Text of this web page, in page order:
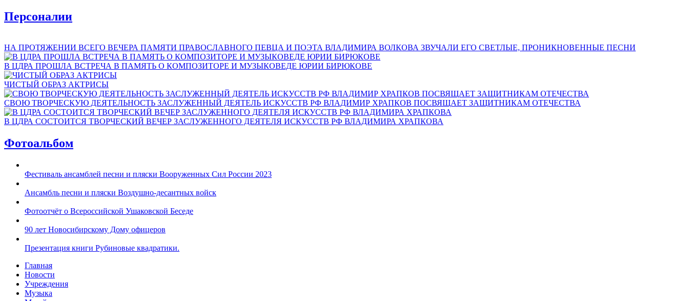
Персоналии
НА ПРОТЯЖЕНИИ ВСЕГО ВЕЧЕРА ПАМЯТИ ПРАВОСЛАВНОГО ПЕВЦА И ПОЭТА ВЛАДИМИРА ВОЛКОВА ЗВУЧАЛИ ЕГО СВЕТЛЫЕ, ПРОНИКНОВЕННЫЕ ПЕСНИ
В ЦДРА ПРОШЛА ВСТРЕЧА В ПАМЯТЬ О КОМПОЗИТОРЕ И МУЗЫКОВЕДЕ ЮРИИ БИРЮКОВЕ
ЧИСТЫЙ ОБРАЗ АКТРИСЫ
СВОЮ ТВОРЧЕСКУЮ ДЕЯТЕЛЬНОСТЬ ЗАСЛУЖЕННЫЙ ДЕЯТЕЛЬ ИСКУССТВ РФ ВЛАДИМИР ХРАПКОВ ПОСВЯЩАЕТ ЗАЩИТНИКАМ ОТЕЧЕСТВА
В ЦДРА СОСТОИТСЯ ТВОРЧЕСКИЙ ВЕЧЕР ЗАСЛУЖЕННОГО ДЕЯТЕЛЯ ИСКУССТВ РФ ВЛАДИМИРА ХРАПКОВА
Фотоальбом
Фестиваль ансамблей песни и пляски Вооруженных Сил России 2023
Ансамбль песни и пляски Воздушно-десантных войск
Фотоотчёт о Всероссийской Ушаковской Беседе
90 лет Новосибирскому Дому офицеров
Презентация книги Рубиновые квадратики.
Главная
Новости
Учреждения
Музыка